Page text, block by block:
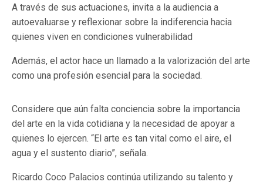
A través de sus actuaciones, invita a la audiencia a
autoevaluarse y reflexionar sobre la indiferencia hacia
quienes viven en condiciones vulnerabilidad
Además, el actor hace un llamado a la valorización del arte
como una profesión esencial para la sociedad.
Considere que aún falta conciencia sobre la importancia
del arte en la vida cotidiana y la necesidad de apoyar a
quienes lo ejercen. “El arte es tan vital como el aire, el
agua y el sustento diario”, señala.
Ricardo Coco Palacios continúa utilizando su talento y